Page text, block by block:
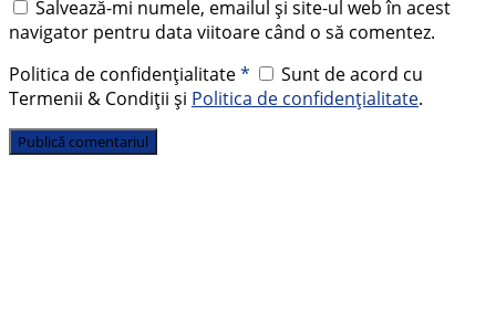
Salvează-mi numele, emailul și site-ul web în acest
navigator pentru data viitoare când o să comentez.
Politica de confidențialitate*
Sunt de acord cu
Termenii & Condiții și Politica de confidențialitate.